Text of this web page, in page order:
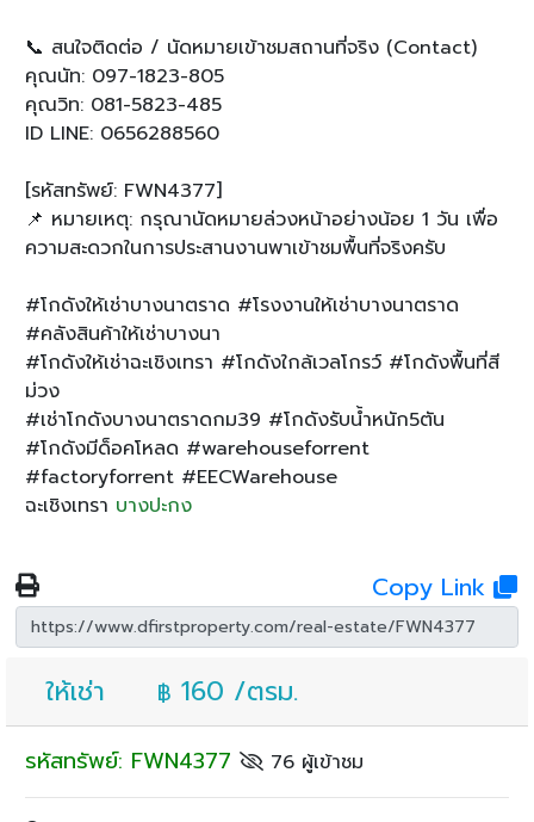
📞 สนใจติดต่อ / นัดหมายเข้าชมสถานที่จริง (Contact)
คุณนัท: 097-1823-805
คุณวิท: 081-5823-485
ID LINE: 0656288560
[รหัสทรัพย์: FWN4377]
📌 หมายเหตุ: กรุณานัดหมายล่วงหน้าอย่างน้อย 1 วัน เพื่อ
ความสะดวกในการประสานงานพาเข้าชมพื้นที่จริงครับ
#โกดังให้เช่าบางนาตราด #โรงงานให้เช่าบางนาตราด
#คลังสินค้าให้เช่าบางนา
#โกดังให้เช่าฉะเชิงเทรา #โกดังใกล้เวลโกรว์ #โกดังพื้นที่สี
ม่วง
#เช่าโกดังบางนาตราดกม39 #โกดังรับน้ำหนัก5ตัน
#โกดังมีด็อคโหลด #warehouseforrent
#factoryforrent #EECWarehouse
ฉะเชิงเทรา บางปะกง
Copy Link
ให้เช่า ฿ 160 /ตรม.
รหัสทรัพย์: FWN4377 76 ผู้เข้าชม